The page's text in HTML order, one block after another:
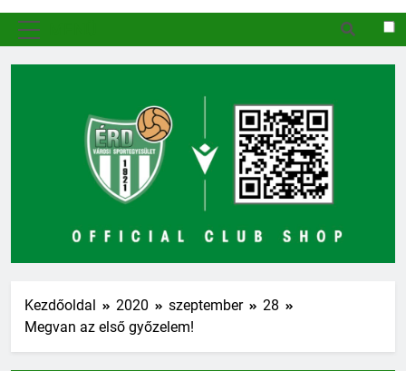
Kezdőoldal 2020 szeptember
28
Megvan az első győzelem!